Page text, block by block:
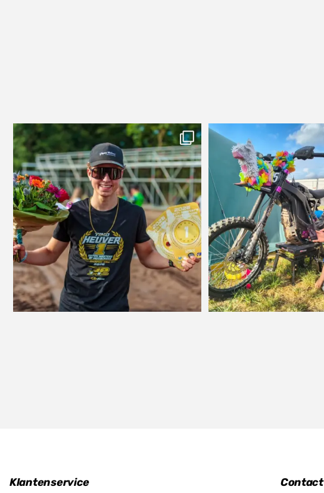
Klantenservice
Contact